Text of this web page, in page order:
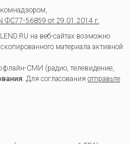
ФС77-56859 от 29.01.2014 г.
на веб-сайтах возможно
материала активной
СМИ (радио, телевидение,
. Для согласования отправьте